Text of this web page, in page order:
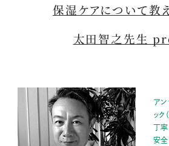
保湿ケアについて教
太田智之先生
アン
ッ
丁寧
安